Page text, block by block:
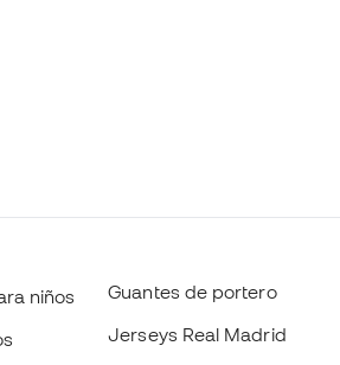
niños
Guantes de portero
Jerseys Real Madrid